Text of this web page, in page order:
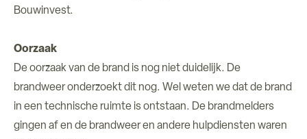
Bouwinvest.
Oorzaak
De oorzaak van de brand is nog niet duidelijk. De
brandweer onderzoekt dit nog. Wel weten we dat de brand
in een technische ruimte is ontstaan. De brandmelders
gingen af en de brandweer en andere hulpdiensten waren